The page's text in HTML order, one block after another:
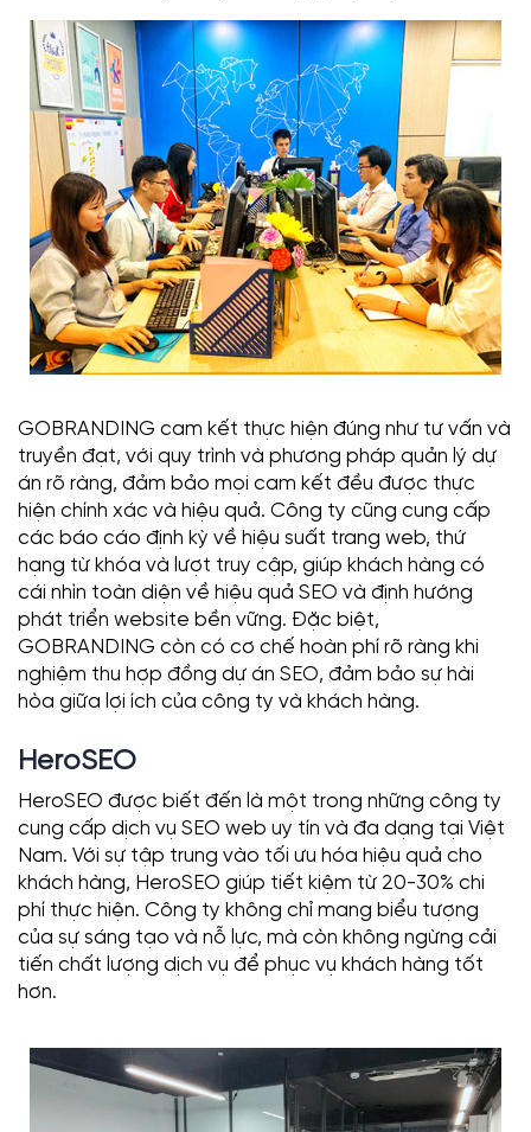
GOBRANDING cam kết thực hiện đúng như tư vấn và
truyền đạt, với quy trình và phương pháp quản lý dự
án rõ ràng, đảm bảo mọi cam kết đều được thực
hiện chính xác và hiệu quả. Công ty cũng cung cấp
các báo cáo định kỳ về hiệu suất trang web, thứ
hạng từ khóa và lượt truy cập, giúp khách hàng có
cái nhìn toàn diện về hiệu quả SEO và định hướng
phát triển website bền vững. Đặc biệt,
GOBRANDING còn có cơ chế hoàn phí rõ ràng khi
nghiệm thu hợp đồng dự án SEO, đảm bảo sự hài
hòa giữa lợi ích của công ty và khách hàng.
HeroSEO
HeroSEO được biết đến là một trong những công ty
cung cấp dịch vụ SEO web uy tín và đa dạng tại Việt
Nam. Với sự tập trung vào tối ưu hóa hiệu quả cho
khách hàng, HeroSEO giúp tiết kiệm từ 20-30% chi
phí thực hiện. Công ty không chỉ mang biểu tượng
của sự sáng tạo và nỗ lực, mà còn không ngừng cải
tiến chất lượng dịch vụ để phục vụ khách hàng tốt
hơn.